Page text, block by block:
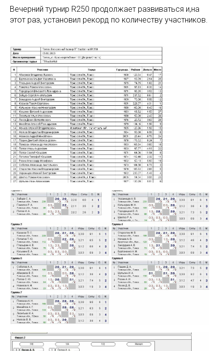
Вечерний турнир R250 продолжает развиваться и,на
этот раз, установил рекорд по количеству участников.